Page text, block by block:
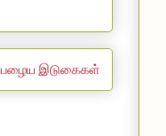
பழைய இடுகைகள்